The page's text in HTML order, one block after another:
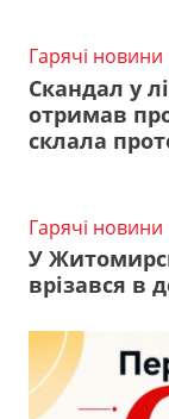
Гарячі новини
Скандал у
отримав
склала
Гарячі новини
У
врізався в